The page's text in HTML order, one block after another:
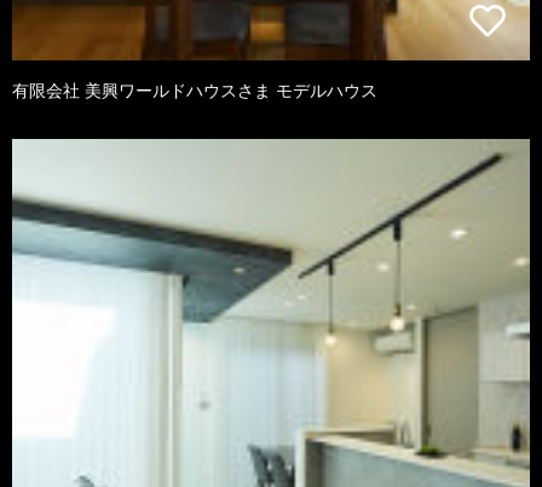
有限会社 美興ワールドハウスさま モデルハウス